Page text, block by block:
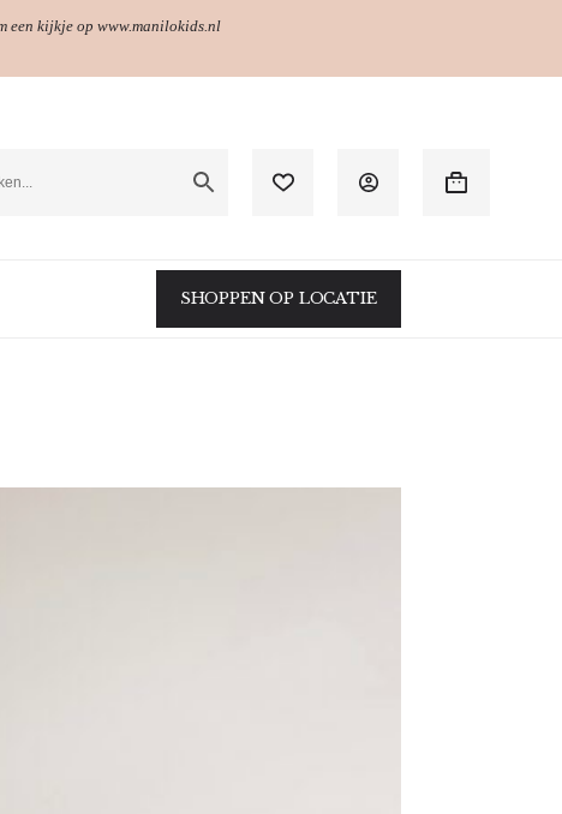
een kijkje op www.manilokids.nl
Winkelwagen
SHOPPEN OP LOCATIE